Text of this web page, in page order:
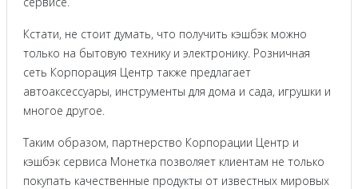
Кстати, не стоит думать, что получить кэшбэк можно
только на бытовую технику и электронику. Розничная
сеть Корпорация Центр также предлагает
автоаксессуары, инструменты для дома и сада, игрушки и
многое другое.
Таким образом, партнерство Корпорации Центр и
кэшбэк сервиса Монетка позволяет клиентам не только
покупать качественные продукты от известных мировых